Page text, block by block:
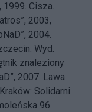
1999. Cisza.
2003,
2004.
Wyd.
znaleziony
2007. Lawa
Solidarni
96